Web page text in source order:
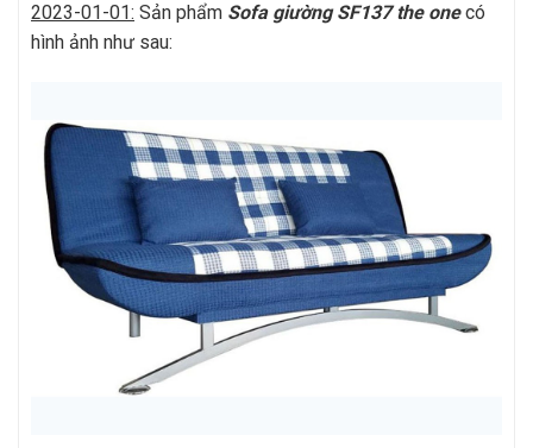
2023-01-01: Sản phẩm Sofa giường SF137the onecó
hình ảnh như sau: